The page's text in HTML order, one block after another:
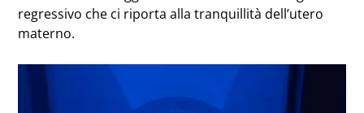
regressivo che ci riporta alla tranquillità dell’utero
materno.